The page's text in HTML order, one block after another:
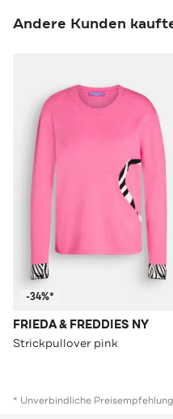
Andere Kunden
-34%*
FRIEDA & FREDDIES NY
Strickpullover pink
* Unverbindliche